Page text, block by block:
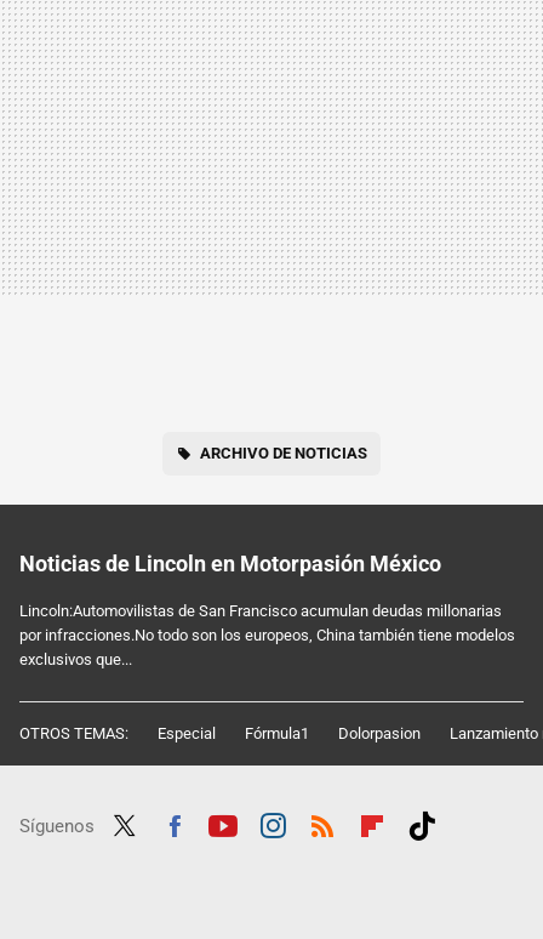
ARCHIVO DE NOTICIAS
Noticias de Lincoln en Motorpasión México
Lincoln:Automovilistas de San Francisco acumulan deudas millonarias
por infracciones.No todo son los europeos, China también tiene modelos
exclusivos que...
OTROS TEMAS: Especial Fórmula1 Dolorpasion Lanzamiento
Síguenos